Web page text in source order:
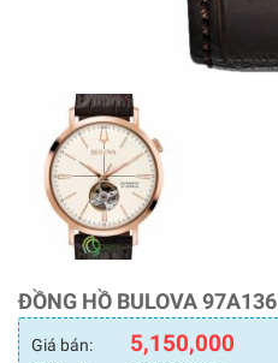
ĐỒNG HỒ BULOVA 97A136
Giá bán: 5,150,000